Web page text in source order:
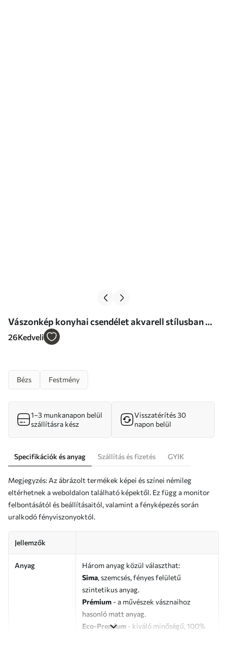
Vászonkép konyhai csendélet akvarell stílusban Nr
s47125
26Kedveli
Bézs Festmény
1–3 munkanapon belül
szállításra kész
Visszatérítés 30
napon belül
Specifikációk és anyag Szállítás és fizetés GYIK
Megjegyzés: Az ábrázolt termékek képei és színei némileg
eltérhetnek a weboldalon található képektől. Ez függ a monitor
felbontásától és beállításaitól, valamint a fényképezés során
uralkodó fényviszonyoktól.
Jellemzők
Anyag
Három anyag közül választhat:
Sima, szemcsés, fényes felületű
szintetikus anyag.
Prémium - a művészek vásznaihoz
hasonló matt anyag.
Eco-Premium - kiváló minőségű, 100%